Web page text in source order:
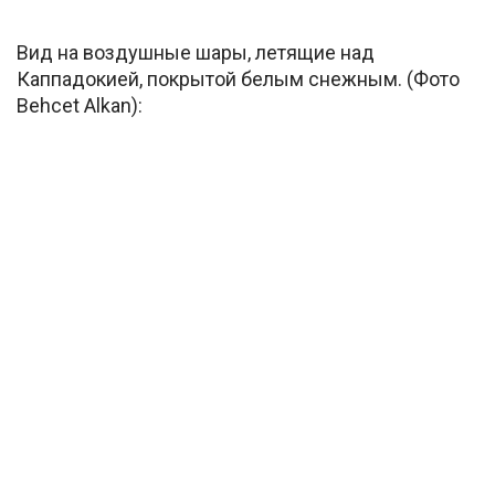
Вид на воздушные шары, летящие над
Каппадокией, покрытой белым снежным. (Фото
Behcet Alkan):